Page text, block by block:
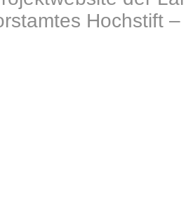
Hochstift –